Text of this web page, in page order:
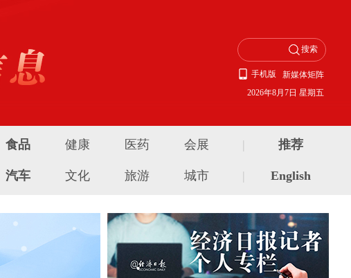
新媒体矩阵
手机版
2026年8月7日 星期五
食品 健康 医药 会展 | 推荐
汽车 文化 旅游 城市 | English